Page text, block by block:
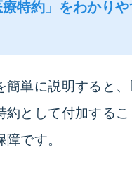
特約」をわかり
簡単に説明すると
約として付加するこ
です。